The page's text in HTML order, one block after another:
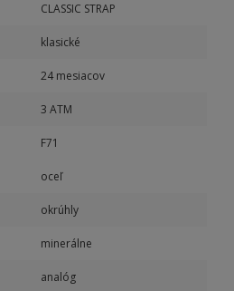
CLASSIC STRAP
klasické
24 mesiacov
3 ATM
F71
oceľ
okrúhly
minerálne
analóg